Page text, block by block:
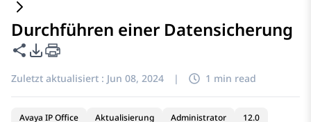
Durchführen einer Datensicherung
Diese Seite teilen
PDF-Exportoptionen
Zuletzt aktualisiert : Jun 08, 2024 | 1 min read
Avaya IP Office Aktualisierung Administrator
12.0